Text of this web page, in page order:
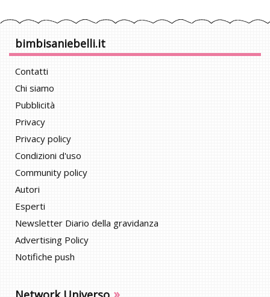
bimbisaniebelli.it
Contatti
Chi siamo
Pubblicità
Privacy
Privacy policy
Condizioni d'uso
Community policy
Autori
Esperti
Newsletter Diario della gravidanza
Advertising Policy
Notifiche push